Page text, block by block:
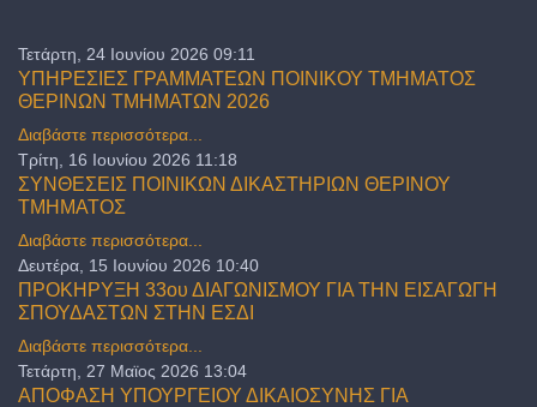
Τετάρτη, 24 Ιουνίου 2026 09:11
ΥΠΗΡΕΣΙΕΣ ΓΡΑΜΜΑΤΕΩΝ ΠΟΙΝΙΚΟΥ ΤΜΗΜΑΤΟΣ
ΘΕΡΙΝΩΝ ΤΜΗΜΑΤΩΝ 2026
Διαβάστε περισσότερα...
Τρίτη, 16 Ιουνίου 2026 11:18
ΣΥΝΘΕΣΕΙΣ ΠΟΙΝΙΚΩΝ ΔΙΚΑΣΤΗΡΙΩΝ ΘΕΡΙΝΟΥ
ΤΜΗΜΑΤΟΣ
Διαβάστε περισσότερα...
Δευτέρα, 15 Ιουνίου 2026 10:40
ΠΡΟΚΗΡΥΞΗ 33ου ΔΙΑΓΩΝΙΣΜΟΥ ΓΙΑ ΤΗΝ ΕΙΣΑΓΩΓΗ
ΣΠΟΥΔΑΣΤΩΝ ΣΤΗΝ ΕΣΔΙ
Διαβάστε περισσότερα...
Τετάρτη, 27 Μαϊος 2026 13:04
ΑΠΟΦΑΣΗ ΥΠΟΥΡΓΕΙΟΥ ΔΙΚΑΙΟΣΥΝΗΣ ΓΙΑ